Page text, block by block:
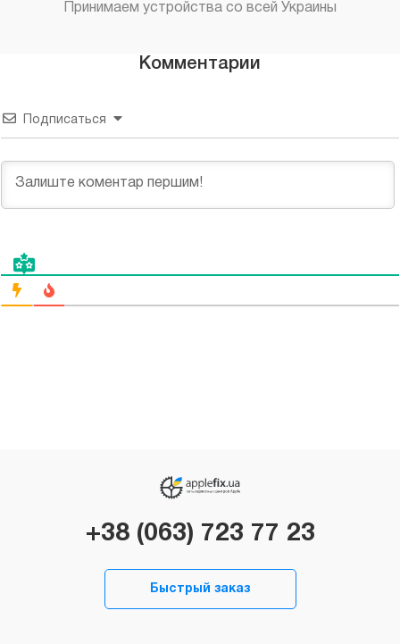
Принимаем устройства со всей Украины
Комментарии
Подписаться
+38 (063) 723 77 23
Быстрый заказ